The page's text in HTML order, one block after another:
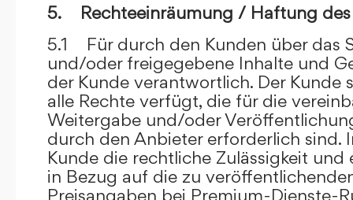
5. Rechteeinräumung / Haftung des
5.1 Für durch den Kunden über das
und/oder freigegebene Inhalte und
der Kunde verantwortlich. Der Kunde
alle Rechte verfügt, die für die
Weitergabe und/oder
durch den Anbieter erforderlich sind.
Kunde die rechtliche Zulässigkeit
in Bezug auf die zu
Preisangaben bei Premium-Dienste-